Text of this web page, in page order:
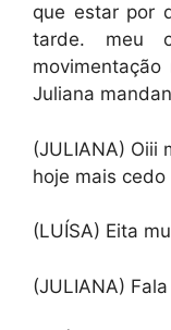
que estar por
tarde. meu
Juliana
(JULIANA) Oiii
hoje mais
(LUÍSA) Eita
(JULIANA)